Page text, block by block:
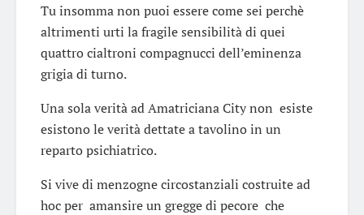
Tu insomma non puoi essere come sei perchè
altrimenti urti la fragile sensibilità di quei
quattro cialtroni compagnucci dell’eminenza
grigia di turno.
Una sola verità ad Amatriciana City non esiste
esistono le verità dettate a tavolino in un
reparto psichiatrico.
Si vive di menzogne circostanziali costruite ad
hoc per amansire un gregge di pecore che